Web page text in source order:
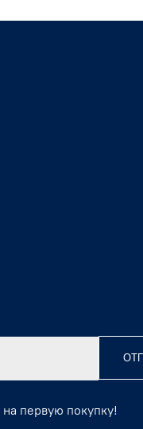
первую покупку!